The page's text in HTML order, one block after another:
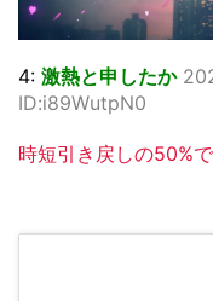
4: 激熱と申したか
ID:i89WutpN0
時短引き戻しの50%